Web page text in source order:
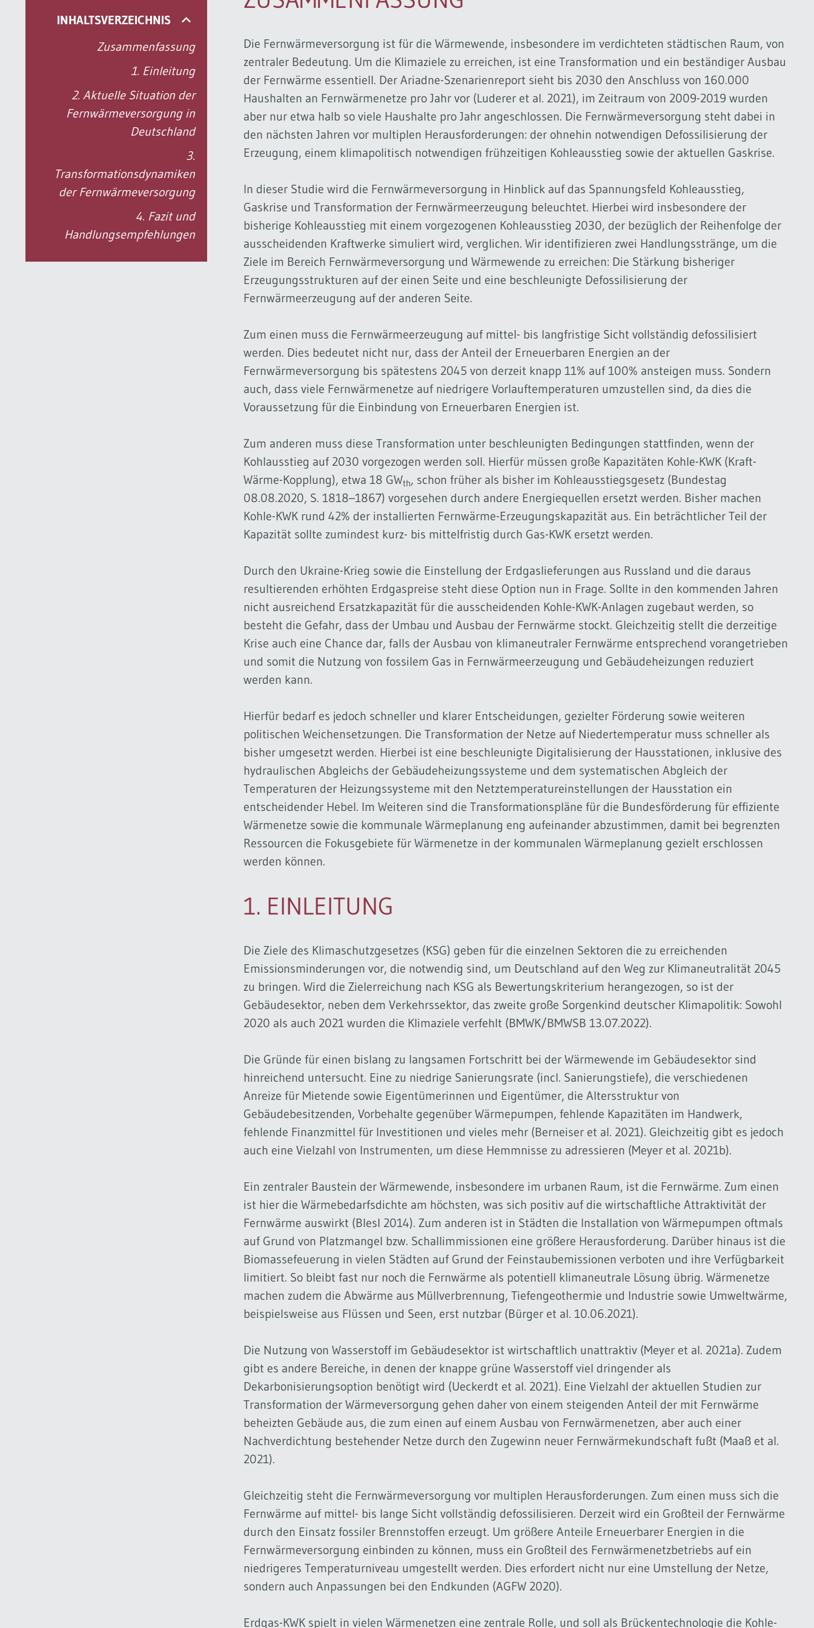
INHALTSVERZEICHNIS
Zusammenfassung
1. Einleitung
2. Aktuelle Situation der
Fernwärmeversorgung in
Deutschland
3.
Transformationsdynamiken
der Fernwärmeversorgung
4. Fazit und
Handlungsempfehlungen
Die Fernwärmeversorgung ist für die Wärmewende, insbesondere im verdichteten städtischen Raum, von
zentraler Bedeutung. Um die Klimaziele zu erreichen, ist eine Transformation und ein beständiger Ausbau
der Fernwärme essentiell. Der Ariadne-Szenarienreport sieht bis 2030 den Anschluss von 160.000
Haushalten an Fernwärmenetze pro Jahr vor (Luderer et al. 2021), im Zeitraum von 2009-2019 wurden
aber nur etwa halb so viele Haushalte pro Jahr angeschlossen. Die Fernwärmeversorgung steht dabei in
den nächsten Jahren vor multiplen Herausforderungen: der ohnehin notwendigen Defossilisierung der
Erzeugung, einem klimapolitisch notwendigen frühzeitigen Kohleausstieg sowie der aktuellen Gaskrise.
In dieser Studie wird die Fernwärmeversorgung in Hinblick auf das Spannungsfeld Kohleausstieg,
Gaskrise und Transformation der Fernwärmeerzeugung beleuchtet. Hierbei wird insbesondere der
bisherige Kohleausstieg mit einem vorgezogenen Kohleausstieg 2030, der bezüglich der Reihenfolge der
ausscheidenden Kraftwerke simuliert wird, verglichen. Wir identifizieren zwei Handlungsstränge, um die
Ziele im Bereich Fernwärmeversorgung und Wärmewende zu erreichen: Die Stärkung bisheriger
Erzeugungsstrukturen auf der einen Seite und eine beschleunigte Defossilisierung der
Fernwärmeerzeugung auf der anderen Seite.
Zum einen muss die Fernwärmeerzeugung auf mittel- bis langfristige Sicht vollständig defossilisiert
werden. Dies bedeutet nicht nur, dass der Anteil der Erneuerbaren Energien an der
Fernwärmeversorgung bis spätestens 2045 von derzeit knapp 11% auf 100% ansteigen muss. Sondern
auch, dass viele Fernwärmenetze auf niedrigere Vorlauftemperaturen umzustellen sind, da dies die
Voraussetzung für die Einbindung von Erneuerbaren Energien ist.
Zum anderen muss diese Transformation unter beschleunigten Bedingungen stattfinden, wenn der
Kohlausstieg auf 2030 vorgezogen werden soll. Hierfür müssen große Kapazitäten Kohle-KWK (Kraft-
Wärme-Kopplung), etwa 18 GWth, schon früher als bisher im Kohleausstiegsgesetz (Bundestag
08.08.2020, S. 1818–1867) vorgesehen durch andere Energiequellen ersetzt werden. Bisher machen
Kohle-KWK rund 42% der installierten Fernwärme-Erzeugungskapazität aus. Ein beträchtlicher Teil der
Kapazität sollte zumindest kurz- bis mittelfristig durch Gas-KWK ersetzt werden.
Durch den Ukraine-Krieg sowie die Einstellung der Erdgaslieferungen aus Russland und die daraus
resultierenden erhöhten Erdgaspreise steht diese Option nun in Frage. Sollte in den kommenden Jahren
nicht ausreichend Ersatzkapazität für die ausscheidenden Kohle-KWK-Anlagen zugebaut werden, so
besteht die Gefahr, dass der Umbau und Ausbau der Fernwärme stockt. Gleichzeitig stellt die derzeitige
Krise auch eine Chance dar, falls der Ausbau von klimaneutraler Fernwärme entsprechend vorangetrieben
und somit die Nutzung von fossilem Gas in Fernwärmeerzeugung und Gebäudeheizungen reduziert
werden kann.
Hierfür bedarf es jedoch schneller und klarer Entscheidungen, gezielter Förderung sowie weiteren
politischen Weichensetzungen. Die Transformation der Netze auf Niedertemperatur muss schneller als
bisher umgesetzt werden. Hierbei ist eine beschleunigte Digitalisierung der Hausstationen, inklusive des
hydraulischen Abgleichs der Gebäudeheizungssysteme und dem systematischen Abgleich der
Temperaturen der Heizungssysteme mit den Netztemperatureinstellungen der Hausstation ein
entscheidender Hebel. Im Weiteren sind die Transformationspläne für die Bundesförderung für effiziente
Wärmenetze sowie die kommunale Wärmeplanung eng aufeinander abzustimmen, damit bei begrenzten
Ressourcen die Fokusgebiete für Wärmenetze in der kommunalen Wärmeplanung gezielt erschlossen
werden können.
1. EINLEITUNG
Die Ziele des Klimaschutzgesetzes (KSG) geben für die einzelnen Sektoren die zu erreichenden
Emissionsminderungen vor, die notwendig sind, um Deutschland auf den Weg zur Klimaneutralität 2045
zu bringen. Wird die Zielerreichung nach KSG als Bewertungskriterium herangezogen, so ist der
Gebäudesektor, neben dem Verkehrssektor, das zweite große Sorgenkind deutscher Klimapolitik: Sowohl
2020 als auch 2021 wurden die Klimaziele verfehlt (BMWK/BMWSB 13.07.2022).
Die Gründe für einen bislang zu langsamen Fortschritt bei der Wärmewende im Gebäudesektor sind
hinreichend untersucht. Eine zu niedrige Sanierungsrate (incl. Sanierungstiefe), die verschiedenen
Anreize für Mietende sowie Eigentümerinnen und Eigentümer, die Altersstruktur von
Gebäudebesitzenden, Vorbehalte gegenüber Wärmepumpen, fehlende Kapazitäten im Handwerk,
fehlende Finanzmittel für Investitionen und vieles mehr (Berneiser et al. 2021). Gleichzeitig gibt es jedoch
auch eine Vielzahl von Instrumenten, um diese Hemmnisse zu adressieren (Meyer et al. 2021b).
Ein zentraler Baustein der Wärmewende, insbesondere im urbanen Raum, ist die Fernwärme. Zum einen
ist hier die Wärmebedarfsdichte am höchsten, was sich positiv auf die wirtschaftliche Attraktivität der
Fernwärme auswirkt (Blesl 2014). Zum anderen ist in Städten die Installation von Wärmepumpen oftmals
auf Grund von Platzmangel bzw. Schallimmissionen eine größere Herausforderung. Darüber hinaus ist die
Biomassefeuerung in vielen Städten auf Grund der Feinstaubemissionen verboten und ihre Verfügbarkeit
limitiert. So bleibt fast nur noch die Fernwärme als potentiell klimaneutrale Lösung übrig. Wärmenetze
machen zudem die Abwärme aus Müllverbrennung, Tiefengeothermie und Industrie sowie Umweltwärme,
beispielsweise aus Flüssen und Seen, erst nutzbar (Bürger et al. 10.06.2021).
Die Nutzung von Wasserstoff im Gebäudesektor ist wirtschaftlich unattraktiv (Meyer et al. 2021a). Zudem
gibt es andere Bereiche, in denen der knappe grüne Wasserstoff viel dringender als
Dekarbonisierungsoption benötigt wird (Ueckerdt et al. 2021). Eine Vielzahl der aktuellen Studien zur
Transformation der Wärmeversorgung gehen daher von einem steigenden Anteil der mit Fernwärme
beheizten Gebäude aus, die zum einen auf einem Ausbau von Fernwärmenetzen, aber auch einer
Nachverdichtung bestehender Netze durch den Zugewinn neuer Fernwärmekundschaft fußt (Maaß et al.
2021).
Gleichzeitig steht die Fernwärmeversorgung vor multiplen Herausforderungen. Zum einen muss sich die
Fernwärme auf mittel- bis lange Sicht vollständig defossilisieren. Derzeit wird ein Großteil der Fernwärme
durch den Einsatz fossiler Brennstoffen erzeugt. Um größere Anteile Erneuerbarer Energien in die
Fernwärmeversorgung einbinden zu können, muss ein Großteil des Fernwärmenetzbetriebs auf ein
niedrigeres Temperaturniveau umgestellt werden. Dies erfordert nicht nur eine Umstellung der Netze,
sondern auch Anpassungen bei den Endkunden (AGFW 2020).
Erdgas-KWK spielt in vielen Wärmenetzen eine zentrale Rolle, und soll als Brückentechnologie die Kohle-